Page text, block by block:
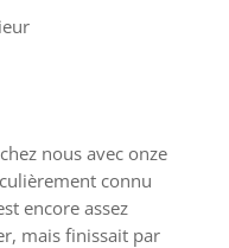
nous avec onze
connu
encore assez
mais finissait par